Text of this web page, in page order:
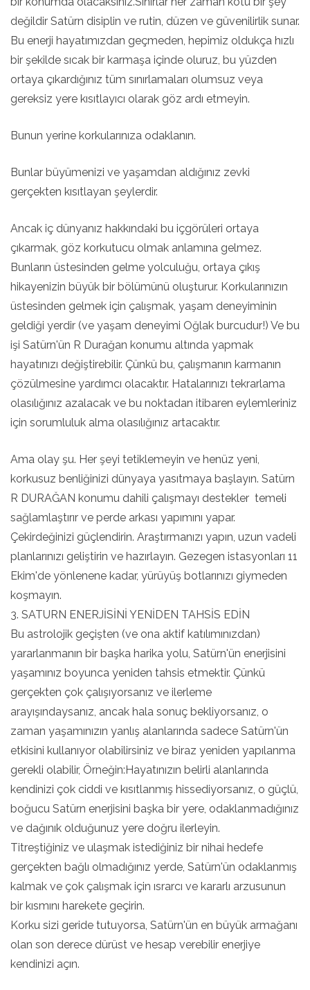
değildir Satürn disiplin ve rutin, düzen ve güvenilirlik sunar.
Bu enerji hayatımızdan geçmeden, hepimiz oldukça hızlı
bir şekilde sıcak bir karmaşa içinde oluruz, bu yüzden
ortaya çıkardığınız tüm sınırlamaları olumsuz veya
gereksiz yere kısıtlayıcı olarak göz ardı etmeyin.
Bunun yerine korkularınıza odaklanın.
Bunlar büyümenizi ve yaşamdan aldığınız zevki
gerçekten kısıtlayan şeylerdir.
Ancak iç dünyanız hakkındaki bu içgörüleri ortaya
çıkarmak, göz korkutucu olmak anlamına gelmez.
Bunların üstesinden gelme yolculuğu, ortaya çıkış
hikayenizin büyük bir bölümünü oluşturur. Korkularınızın
üstesinden gelmek için çalışmak, yaşam deneyiminin
geldiği yerdir (ve yaşam deneyimi Oğlak burcudur!) Ve bu
işi Satürn'ün R Durağan konumu altında yapmak
hayatınızı değiştirebilir. Çünkü bu, çalışmanın karmanın
çözülmesine yardımcı olacaktır. Hatalarınızı tekrarlama
olasılığınız azalacak ve bu noktadan itibaren eylemleriniz
için sorumluluk alma olasılığınız artacaktır.
Ama olay şu. Her şeyi tetiklemeyin ve henüz yeni,
korkusuz benliğinizi dünyaya yasıtmaya başlayın. Satürn
R DURAĞAN konumu dahili çalışmayı destekler temeli
sağlamlaştırır ve perde arkası yapımını yapar.
Çekirdeğinizi güçlendirin. Araştırmanızı yapın, uzun vadeli
planlarınızı geliştirin ve hazırlayın. Gezegen istasyonları 11
Ekim'de yönlenene kadar, yürüyüş botlarınızı giymeden
koşmayın.
3. SATURN ENERJİSİNİ YENİDEN TAHSİS EDİN
Bu astrolojik geçişten (ve ona aktif katılımınızdan)
yararlanmanın bir başka harika yolu, Satürn'ün enerjisini
yaşamınız boyunca yeniden tahsis etmektir. Çünkü
gerçekten çok çalışıyorsanız ve ilerleme
arayışındaysanız, ancak hala sonuç bekliyorsanız, o
zaman yaşamınızın yanlış alanlarında sadece Satürn'ün
etkisini kullanıyor olabilirsiniz ve biraz yeniden yapılanma
gerekli olabilir, Örneğin:Hayatınızın belirli alanlarında
kendinizi çok ciddi ve kısıtlanmış hissediyorsanız, o güçlü,
boğucu Satürn enerjisini başka bir yere, odaklanmadığınız
ve dağınık olduğunuz yere doğru ilerleyin.
Titreştiğiniz ve ulaşmak istediğiniz bir nihai hedefe
gerçekten bağlı olmadığınız yerde, Satürn'ün odaklanmış
kalmak ve çok çalışmak için ısrarcı ve kararlı arzusunun
bir kısmını harekete geçirin.
Korku sizi geride tutuyorsa, Satürn'ün en büyük armağanı
olan son derece dürüst ve hesap verebilir enerjiye
kendinizi açın.